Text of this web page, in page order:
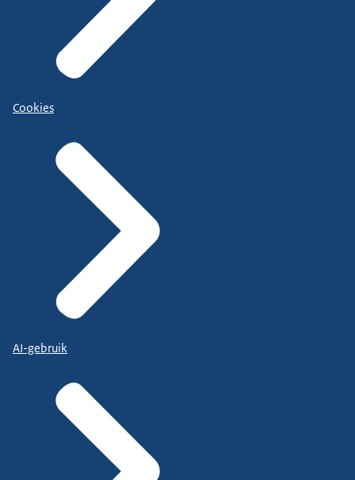
Cookies
AI-gebruik